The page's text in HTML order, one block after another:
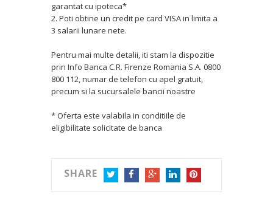
garantat cu ipoteca*
2. Poti obtine un credit pe card VISA in limita a
3 salarii lunare nete.
Pentru mai multe detalii, iti stam la dispozitie
prin Info Banca C.R. Firenze Romania S.A. 0800
800 112, numar de telefon cu apel gratuit,
precum si la sucursalele bancii noastre
* Oferta este valabila in conditiile de
eligibilitate solicitate de banca
SHARE